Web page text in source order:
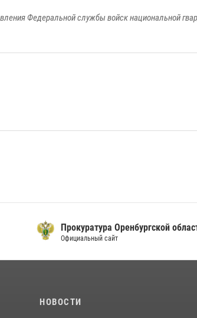
Федеральной службы войск национальной
Прокуратура Оренбургской
Официальный сайт
НОВОСТИ